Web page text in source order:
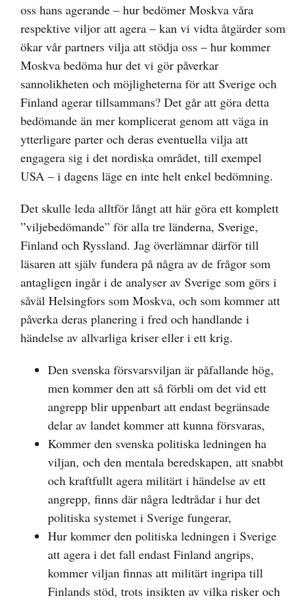
oss hans agerande – hur bedömer Moskva våra
respektive viljor att agera – kan vi vidta åtgärder som
ökar vår partners vilja att stödja oss – hur kommer
Moskva bedöma hur det vi gör påverkar
sannolikheten och möjligheterna för att Sverige och
Finland agerar tillsammans? Det går att göra detta
bedömande än mer komplicerat genom att väga in
ytterligare parter och deras eventuella vilja att
engagera sig i det nordiska området, till exempel
USA – i dagens läge en inte helt enkel bedömning.
Det skulle leda alltför långt att här göra ett komplett
”viljebedömande” för alla tre länderna, Sverige,
Finland och Ryssland. Jag överlämnar därför till
läsaren att själv fundera på några av de frågor som
antagligen ingår i de analyser av Sverige som görs i
såväl Helsingfors som Moskva, och som kommer att
påverka deras planering i fred och handlande i
händelse av allvarliga kriser eller i ett krig.
Den svenska försvarsviljan är påfallande hög,
men kommer den att så förbli om det vid ett
angrepp blir uppenbart att endast begränsade
delar av landet kommer att kunna försvaras,
Kommer den svenska politiska ledningen ha
viljan, och den mentala beredskapen, att snabbt
och kraftfullt agera militärt i händelse av ett
angrepp, finns där några ledtrådar i hur det
politiska systemet i Sverige fungerar,
Hur kommer den politiska ledningen i Sverige
att agera i det fall endast Finland angrips,
kommer viljan finnas att militärt ingripa till
Finlands stöd, trots insikten av vilka risker och